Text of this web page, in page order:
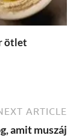
ötlet
ARTICLE
amit muszáj